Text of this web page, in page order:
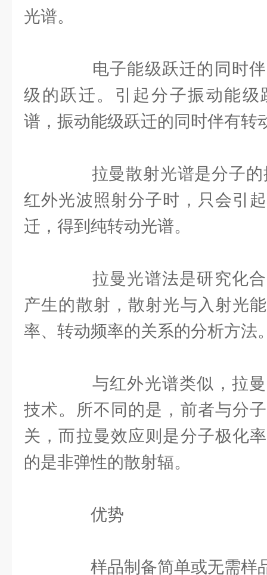
光谱。
电子能级跃迁的同时伴
级的跃迁。引起分子振动能级
谱，振动能级跃迁的同时伴有转
拉曼散射光谱是分子的
红外光波照射分子时，只会引
迁，得到纯转动光谱。
拉曼光谱法是研究化合
产生的散射，散射光与入射光
率、转动频率的关系的分析方法
与红外光谱类似，拉曼
技术。所不同的是，前者与分
关，而拉曼效应则是分子极化
的是非弹性的散射辐。
优势
样品制备简单或无需样